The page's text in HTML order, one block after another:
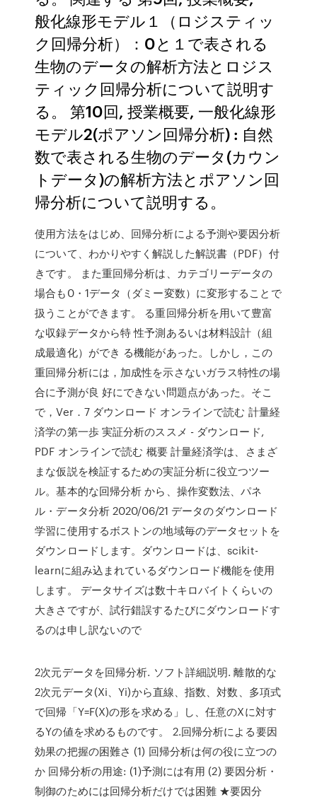
般化線形モデル１（ロジスティッ
ク回帰分析）：0と１で表される
生物のデータの解析方法とロジス
ティック回帰分析について説明す
る。 第10回, 授業概要, 一般化線形
モデル2(ポアソン回帰分析) : 自然
数で表される生物のデータ(カウン
トデータ)の解析方法とポアソン回
帰分析について説明する。
使用方法をはじめ、回帰分析による予測や要因分析
について、わかりやすく解説した解説書（PDF）付
きです。 また重回帰分析は、カテゴリーデータの
場合も0・1データ（ダミー変数）に変形することで
扱うことができます。 る重回帰分析を用いて豊富
な収録データから特 性予測あるいは材料設計（組
成最適化）ができ る機能があった。しかし，この
重回帰分析には，加成性を示さないガラス特性の場
合に予測が良 好にできない問題点があった。そこ
で，Ver．7 ダウンロード オンラインで読む 計量経
済学の第一歩 実証分析のススメ - ダウンロード,
PDF オンラインで読む 概要 計量経済学は、さまざ
まな仮説を検証するための実証分析に役立つツー
ル。基本的な回帰分析 から、操作変数法、パネ
ル・データ分析 2020/06/21 データのダウンロード
学習に使用するボストンの地域毎のデータセットを
ダウンロードします。ダウンロードは、scikit-
learnに組み込まれているダウンロード機能を使用
します。 データサイズは数十キロバイトくらいの
大きさですが、試行錯誤するたびにダウンロードす
るのは申し訳ないので
2次元データを回帰分析. ソフト詳細説明. 離散的な
2次元データ(Xi、Yi)から直線、指数、対数、多項式
で回帰「Y=F(X)の形を求める」し、任意のXに対す
るYの値を求めるものです。 2.回帰分析による要因
効果の把握の困難さ (1) 回帰分析は何の役に立つの
か 回帰分析の用途: (1)予測には有用 (2) 要因分析・
制御のためには回帰分析だけでは困難 ★要因分